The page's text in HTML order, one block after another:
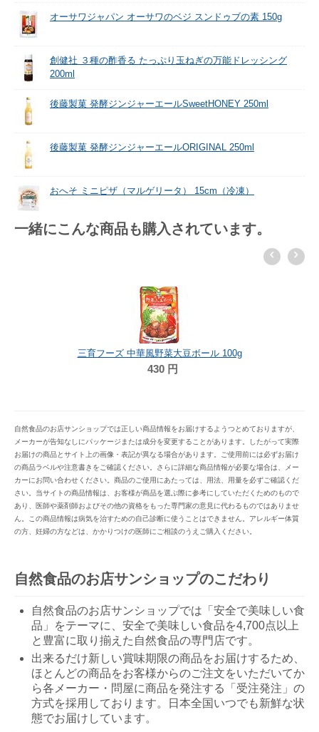
オーサワジャパン オーサワのベジ スンドゥブの素 150g
創健社 ３種の酢香る たっぷり玉ねぎの万能ドレッシング
200ml
後藤製菓 発酵ジンジャーエールSweetHONEY 250ml
後藤製菓 発酵ジンジャーエールORIGINAL 250ml
おへそ ミニピザ（マルゲリータ） 15cm（冷凍）
一緒にこんな商品も購入されています。
三育フーズ 中華風野菜大豆ボール 100g
430 円
自然食品のお店サンショップでは正しい商品情報をお届けするようつとめておりますが、
メーカーが告知なしにパッケージまたは成分を変更することがあります。したがって実際
お届けの商品とサイト上の画像・表記が異なる場合があります。ご使用前には必ずお届け
の商品ラベルや注意書きをご確認ください。さらに詳細な商品情報が必要な場合は、メー
カーにお問い合わせください。商品のご使用にあたっては、用法、用量を必ずご確認くだ
さい。当サイトの商品情報は、お客様が商品を選ぶ際に参考にしていただくためのもので
あり、医師や薬剤師およびその他の資格をもった専門家の意見に代わるものではありませ
ん。この商品情報は病気を治すための自己診断に使うことはできません。アレルギー体質
の方、妊婦の方などは、かかりつけの医師にご相談のうえご購入ください。
自然食品のお店サンショップのこだわり
自然食品のお店サンショップでは「安全で美味しい食
品」をテーマに、安全で美味しい食品を4,700点以上
と豊富に取り揃えた自然食品の専門店です。
出来るだけ新しい賞味期限の商品をお届けするため、
ほとんどの商品をお客様からのご注文をいただいてか
ら各メーカー・問屋に商品を発注する「受注発注」の
方式を採用しております。日本全国いつでも新鮮な状
態でお届けしています。